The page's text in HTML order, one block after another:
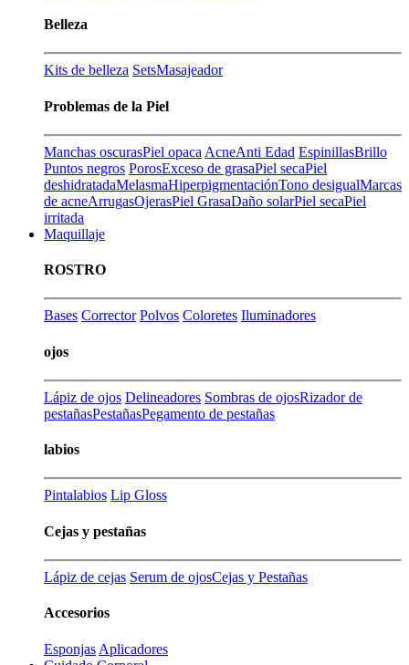
Belleza
Kits de belleza SetsMasajeador
Problemas de la Piel
Manchas oscurasPiel opaca AcneAnti Edad EspinillasBrillo
Puntos negros PorosExceso de grasaPiel secaPiel
deshidratadaMelasmaHiperpigmentaciónTono desigualMarcas
de acneArrugasOjerasPiel GrasaDaño solarPiel secaPiel
irritada
Maquillaje
ROSTRO
Bases Corrector Polvos Coloretes Iluminadores
ojos
Lápiz de ojos Delineadores Sombras de ojosRizador de
pestañasPestañasPegamento de pestañas
labios
Pintalabios Lip Gloss
Cejas y pestañas
Lápiz de cejas Serum de ojosCejas y Pestañas
Accesorios
Esponjas Aplicadores